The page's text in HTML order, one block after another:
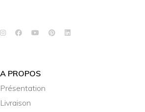
A PROPOS
Présentation
Livraison